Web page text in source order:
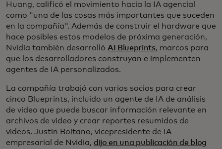
Huang, calificó el movimiento hacia la IA agencial
como "una de las cosas más importantes que suceden
en la compañía". Además de construir el hardware que
hace posibles estos modelos de próxima generación,
Nvidia también desarrolló AI Blueprints, marcos para
que los desarrolladores construyan e implementen
agentes de IA personalizados.
La compañía trabajó con varios socios para crear
cinco Blueprints, incluido un agente de IA de análisis
de video que puede buscar información relevante en
archivos de video y crear reportes resumidos de
videos. Justin Boitano, vicepresidente de IA
empresarial de Nvidia, dijo en una publicación de blog